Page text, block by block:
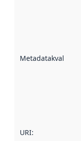
Metadatakvalitet
URI: